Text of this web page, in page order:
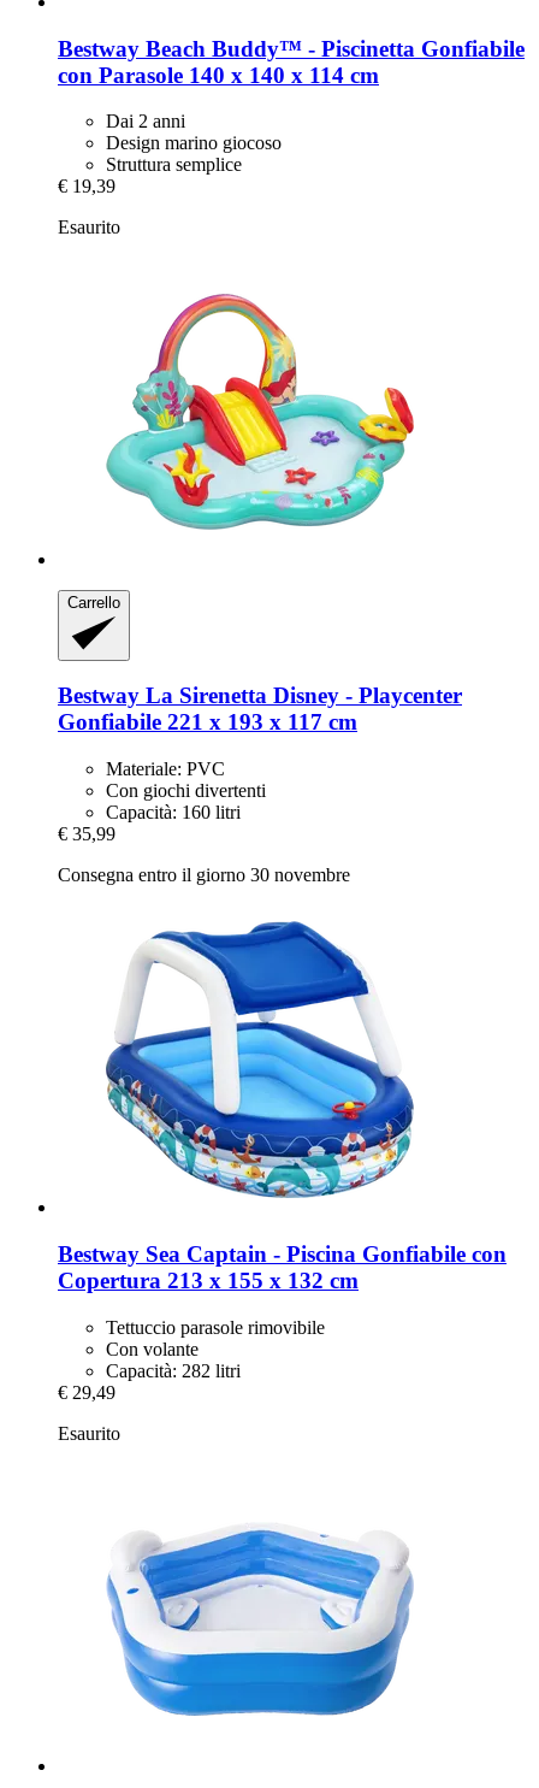
Bestway Beach Buddy™ -​ Piscinetta Gonfiabile
con Parasole 140 x 140 x 114 cm
Dai 2 anni
Design marino giocoso
Struttura semplice
€ 19,39
Esaurito
Carrello
Bestway La Sirenetta Disney -​ Playcenter
Gonfiabile 221 x 193 x 117 cm
Materiale: PVC
Con giochi divertenti
Capacità: 160 litri
€ 35,99
Consegna entro il giorno 30 novembre
Bestway Sea Captain -​ Piscina Gonfiabile con
Copertura 213 x 155 x 132 cm
Tettuccio parasole rimovibile
Con volante
Capacità: 282 litri
€ 29,49
Esaurito